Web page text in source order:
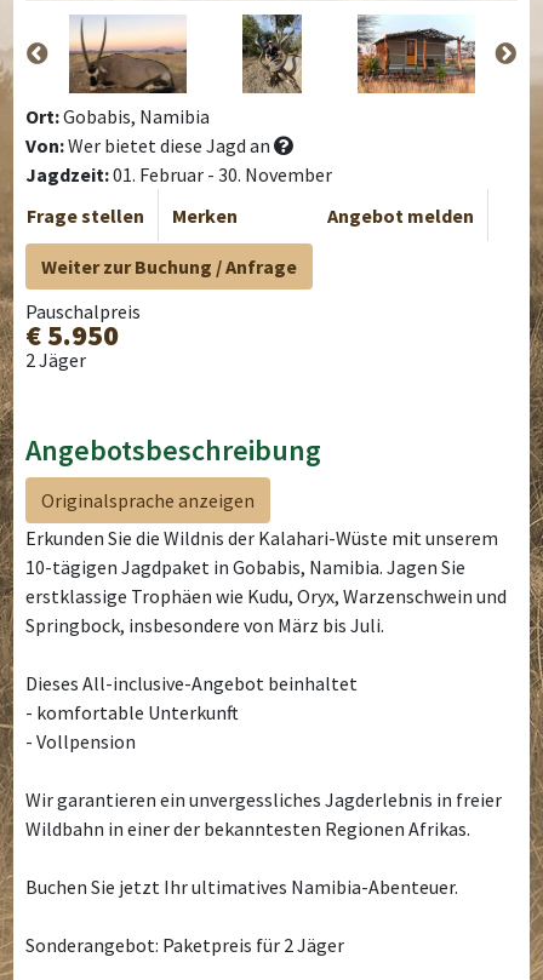
Ort:Gobabis, Namibia
Von:Wer bietet diese Jagd an
Jagdzeit:01. Februar - 30. November
Frage stellen
Merken Angebot melden
Weiter zur Buchung / Anfrage
Pauschalpreis
€ 5.950
2 Jäger
Angebotsbeschreibung
Originalsprache anzeigen
Erkunden Sie die Wildnis der Kalahari-Wüste mit unserem
10-tägigen Jagdpaket in Gobabis, Namibia. Jagen Sie
erstklassige Trophäen wie Kudu, Oryx, Warzenschwein und
Springbock, insbesondere von März bis Juli.
Dieses All-inclusive-Angebot beinhaltet
- komfortable Unterkunft
- Vollpension
Wir garantieren ein unvergessliches Jagderlebnis in freier
Wildbahn in einer der bekanntesten Regionen Afrikas.
Buchen Sie jetzt Ihr ultimatives Namibia-Abenteuer.
Sonderangebot: Paketpreis für 2 Jäger